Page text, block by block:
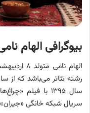
بیوگرافی الهام
سریال شبکه خانگی